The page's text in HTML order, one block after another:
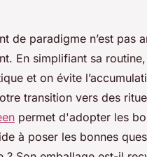
de paradigme n’est pas
En simplifiant sa
et on évite
transition vers des
permet d'adopter les
à poser les bonnes